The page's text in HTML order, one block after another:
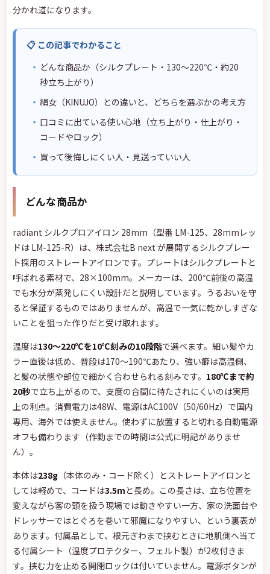
分かれ道になります。
📋 この記事でわかること
どんな商品か（シルクプレート・130〜220℃・約20
秒立ち上がり）
絹女（KINUJO）との違いと、どちらを選ぶかの考え方
口コミに出ている使い心地（立ち上がり・仕上がり・
コードやロック）
買って後悔しにくい人・見送っていい人
どんな商品か
radiant シルクプロアイロン 28mm（型番 LM-125、28mmレッ
ドは LM-125-R）は、株式会社B next が展開するシルクプレー
ト採用のストレートアイロンです。プレートはシルクプレートと
呼ばれる素材で、28×100mm。メーカーは、200℃前後の高温
でも水分が蒸発しにくい設計だと説明しています。うるおいを守
ると保証するものではありませんが、高温で一気に乾かしすぎな
いことを狙った作りだと受け取れます。
温度は130〜220℃を10℃刻みの10段階で選べます。細い髪やカ
ラー直後は低め、普段は170〜190℃あたり、強い癖は高温側、
と髪の状態や部位で細かく合わせられる刻みです。 180℃まで約
20秒で立ち上がるので、支度の合間に待たされにくいのは実用
上の利点。消費電力は48W、電源はAC100V（50/60Hz）で国内
専用、海外では使えません。使わずに放置すると切れる自動電源
オフも備わります（作動までの時間は公式に明記がありませ
ん）。
本体は238g （本体のみ・コード除く）とストレートアイロンと
しては軽めで、コードは3.5mと長め。この長さは、立ち位置を
変えながら客の頭を扱う現場では動きやすい一方、家の洗面台や
ドレッサーではとぐろを巻いて邪魔になりやすい、という裏表が
あります。付属品として、根元ぎわまで挟むときに地肌側へ当て
る付属シート（温度プロテクター、フェルト製）が2枚付きま
す。挟む力を止める開閉ロックは付いていません。電源ボタンが